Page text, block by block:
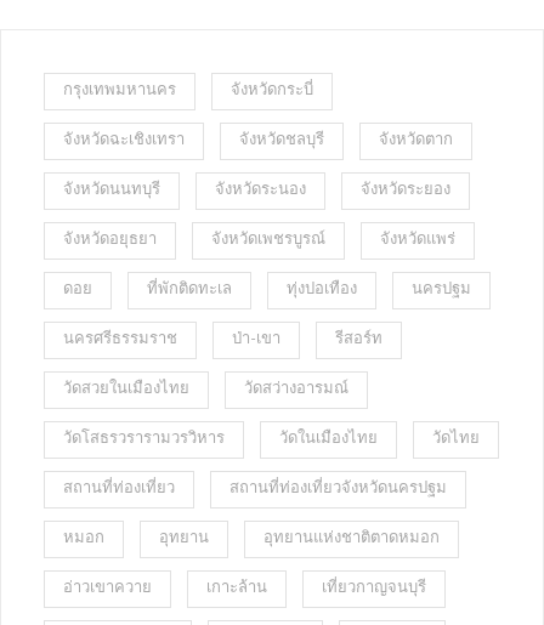
กรุงเทพมหานคร จังหวัดกระบี่
จังหวัดฉะเชิงเทรา จังหวัดชลบุรี จังหวัดตาก
จังหวัดนนทบุรี จังหวัดระนอง จังหวัดระยอง
จังหวัดอยุธยา จังหวัดเพชรบูรณ์ จังหวัดแพร่
ดอย ที่พักติดทะเล ทุ่งปอเทือง นครปฐม
นครศรีธรรมราช ป่า-เขา รีสอร์ท
วัดสวยในเมืองไทย วัดสว่างอารมณ์
วัดโสธรวรารามวรวิหาร วัดในเมืองไทย วัดไทย
สถานที่ท่องเที่ยว สถานที่ท่องเที่ยวจังหวัดนครปฐม
หมอก อุทยาน อุทยานแห่งชาติตาดหมอก
อ่าวเขาควาย เกาะล้าน เที่ยวกาญจนบุรี